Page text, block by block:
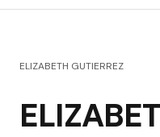
ELIZABETH GUTIERREZ